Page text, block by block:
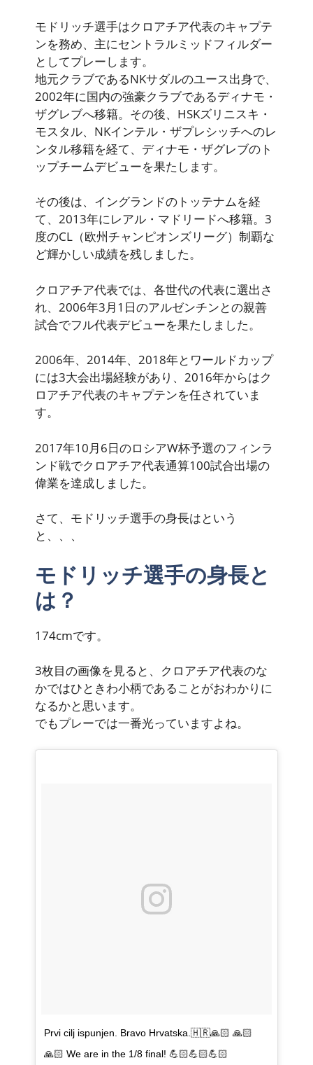
モドリッチ選手はクロアチア代表のキャプテ
ンを務め、主にセントラルミッドフィルダー
としてプレーします。
地元クラブであるNKサダルのユース出身で、
2002年に国内の強豪クラブであるディナモ・
ザグレブへ移籍。その後、HSKズリニスキ・
モスタル、NKインテル・ザプレシッチへのレ
ンタル移籍を経て、ディナモ・ザグレブのト
ップチームデビューを果たします。
その後は、イングランドのトッテナムを経
て、2013年にレアル・マドリードへ移籍。 3
度のCL（欧州チャンピオンズリーグ）制覇な
ど輝かしい成績を残しました。
クロアチア代表では、各世代の代表に選出さ
れ、2006年3月1日のアルゼンチンとの親善
試合でフル代表デビューを果たしました。
2006年、2014年、2018年と ワールドカップ
には3大会出場経験があり 、2016年からはク
ロアチア代表のキャプテンを任されていま
す。
2017年10月6日のロシアW杯予選のフィンラ
ンド戦でクロアチア代表通算100試合出場の
偉業を達成しました。
さて、モドリッチ選手の身長はという
と、、、
モドリッチ選手の身長と
は？
174cmです。
3枚目の画像を見ると、クロアチア代表のな
かではひときわ小柄であることがおわかりに
なるかと思います。
でもプレーでは一番光っていますよね。
Prvi cilj ispunjen. Bravo Hrvatska.🇭🇷🙏🏻 🙏🏻
🙏🏻 We are in the 1/8 final! 💪🏻💪🏻💪🏻